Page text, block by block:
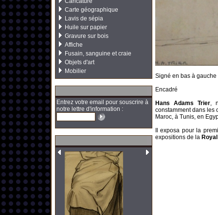
Carte géographique
Lavis de sépia
Huile sur papier
Gravure sur bois
Affiche
Fusain, sanguine et craie
Objets d'art
Mobilier
Entrez votre email pour souscrire à
notre lettre d'information :
Signé en bas à gauche
Encadré
Hans Adams Trier,
constamment dans les
Maroc, à Tunis, en
Il exposa pour la
expositions de la